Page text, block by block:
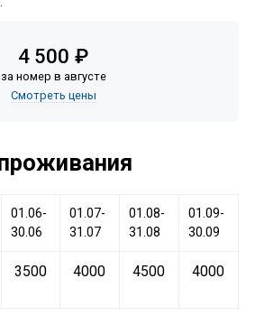
4 500 ₽
за номер в августе
Смотреть цены
01.06-
30.06
01.07-
31.07
01.08-
31.08
01.09-
30.09
3500 4000 4500 4000